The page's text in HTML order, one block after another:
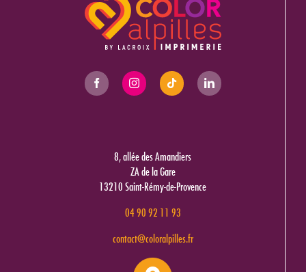
8, allée des Amandiers
ZA de la Gare
13210 Saint-Rémy-de-Provence
04 90 92 11 93
contact@coloralpilles.fr